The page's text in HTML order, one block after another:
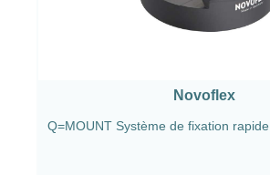
Novoflex
Q=MOUNT Système de fixation rapide